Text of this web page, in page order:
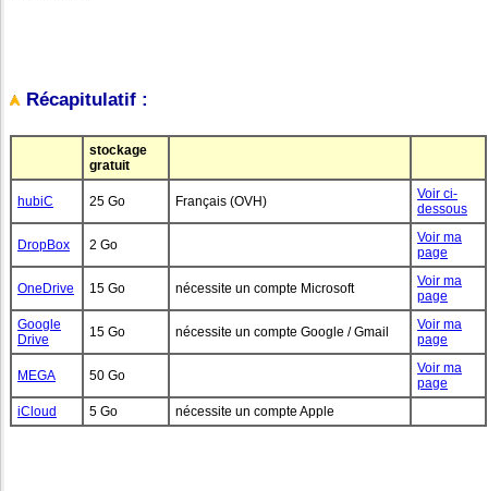
Récapitulatif :
stockage
gratuit
hubiC 25 Go Français (OVH)
Voir ci-
dessous
DropBox 2 Go
Voir ma
page
OneDrive 15 Go nécessite un compte Microsoft
Voir ma
page
Google
Drive
15 Go nécessite un compte Google / Gmail
Voir ma
page
MEGA 50 Go
Voir ma
page
iCloud
5 Go nécessite un compte Apple